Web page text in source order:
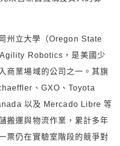
州立大學（Oregon State
Robotics，是美國少
商業場域的公司之一。其旗
、GXO、Toyota
以及 Mercado Libre 等
搬運與物流作業，累計多年
票仍在實驗室階段的競爭對